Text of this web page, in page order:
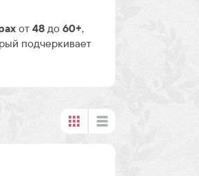
от48до60+,
подчеркивает